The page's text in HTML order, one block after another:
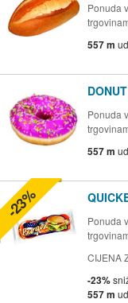
Ponuda
557 m
Ponuda
557 m
Ponuda
CIJENA
-23%
557 m
-23%